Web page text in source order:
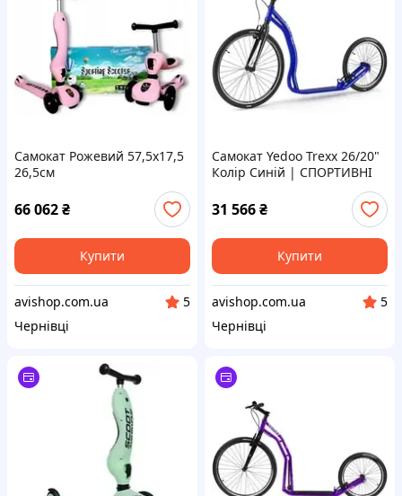
Самокат Рожевий 57,5х17,5
26,5см
66 062₴
Купити
avishop.com.ua
5
Чернівці
Самокат Yedoo Trexx 26/20"
Колір Синій | СПОРТИВНІ
ЗАХИСТУ ДІТЕЙ ДО -30%
31 566₴
Купити
avishop.com.ua
5
Чернівці